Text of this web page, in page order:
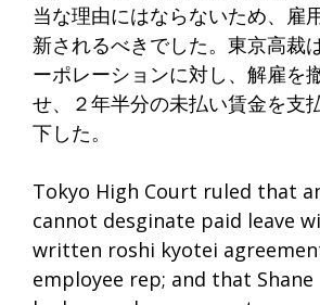
当な理由にはならないため、雇
新されるべきでした。東京高裁
ーポレーションに対し、解雇を
せ、２年半分の未払い賃金を支
下した。
Tokyo High Court ruled that
cannot desginate paid leave
written roshi kyotei
employee rep; and that